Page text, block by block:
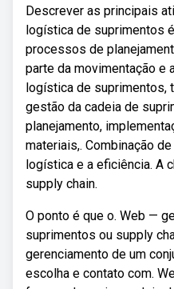
Descrever as principais
logística de suprimentos
processos de
parte da movimentação e
logística de suprimentos,
gestão da cadeia de
planejamento,
materiais,. Combinação
logística e a eficiência. A
supply chain.
O ponto é que o. Web —
suprimentos ou supply
gerenciamento de um
escolha e contato com.